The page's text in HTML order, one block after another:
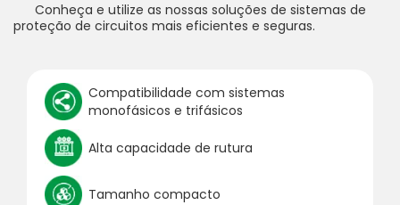
Conheça e utilize as nossas soluções de sistemas de
proteção de circuitos mais eficientes e seguras.
Compatibilidade com sistemas
monofásicos e trifásicos
Alta capacidade de rutura
Tamanho compacto